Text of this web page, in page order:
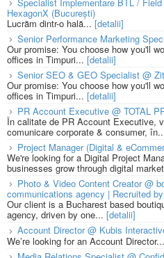
HexagonX (București)
Lucrăm dintr-o hală...[detalii]
Senior Performance Marketing
Our promise: You choose how you'll
offices in Timpuri... [detalii]
Senior SEO & GEO Specialist @
Our promise: You choose how you'll
offices in Timpuri... [detalii]
PR Account Executive @ TOTAL
În calitate de PR Account Executive,
comunicare corporate & consumer,
Project Manager (Digital &
We're looking for a Digital Project
businesses grow through digital
Photo & Video Content Creator @
communications agency | Recruited
Our client is a Bucharest based
agency, driven by one... [detalii]
Account Director @ Kubis
We’re looking for an Account Director...